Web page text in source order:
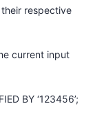
respective
current input
BY ‘123456’;